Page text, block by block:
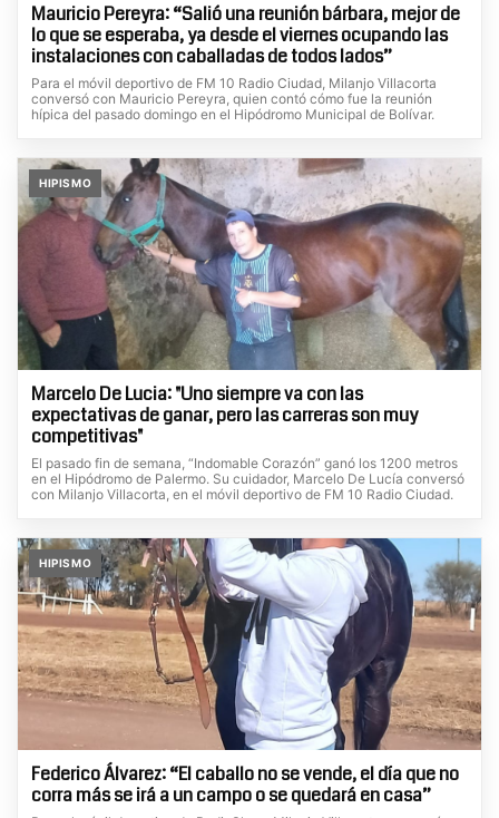
Mauricio Pereyra: “Salió una reunión bárbara, mejor de
lo que se esperaba, ya desde el viernes ocupando las
instalaciones con caballadas de todos lados”
Para el móvil deportivo de FM 10 Radio Ciudad, Milanjo Villacorta
conversó con Mauricio Pereyra, quien contó cómo fue la reunión
hípica del pasado domingo en el Hipódromo Municipal de Bolívar.
HIPISMO
Marcelo De Lucia: "Uno siempre va con las
expectativas de ganar, pero las carreras son muy
competitivas"
El pasado fin de semana, “Indomable Corazón” ganó los 1200 metros
en el Hipódromo de Palermo. Su cuidador, Marcelo De Lucía conversó
con Milanjo Villacorta, en el móvil deportivo de FM 10 Radio Ciudad.
HIPISMO
Federico Álvarez: “El caballo no se vende, el día que no
corra más se irá a un campo o se quedará en casa”